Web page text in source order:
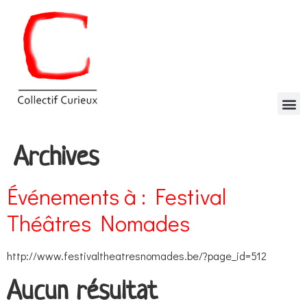
Archives
Événements à : Festival
Théâtres Nomades
http://www.festivaltheatresnomades.be/?page_id=512
Aucun résultat